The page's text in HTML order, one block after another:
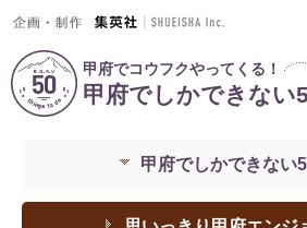
甲府でコウフクやってくる！
甲府でしかできない
甲府でしかできない